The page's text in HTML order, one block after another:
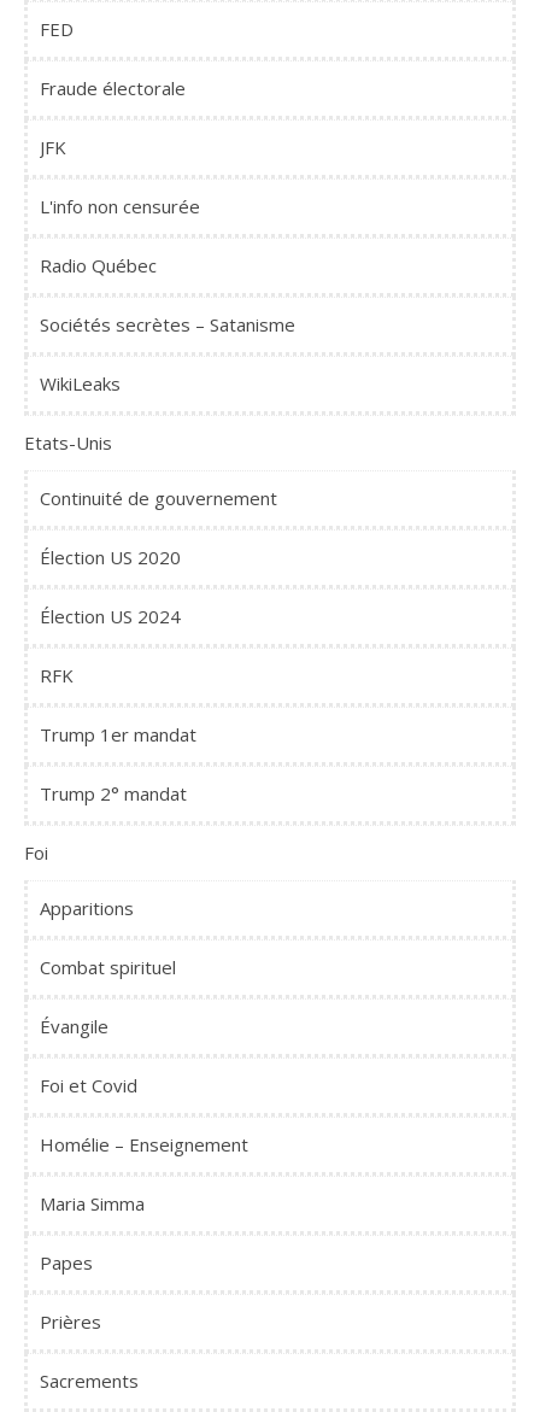
FED
Fraude électorale
JFK
L'info non censurée
Radio Québec
Sociétés secrètes – Satanisme
WikiLeaks
Etats-Unis
Continuité de gouvernement
Élection US 2020
Élection US 2024
RFK
Trump 1er mandat
Trump 2° mandat
Foi
Apparitions
Combat spirituel
Évangile
Foi et Covid
Homélie – Enseignement
Maria Simma
Papes
Prières
Sacrements